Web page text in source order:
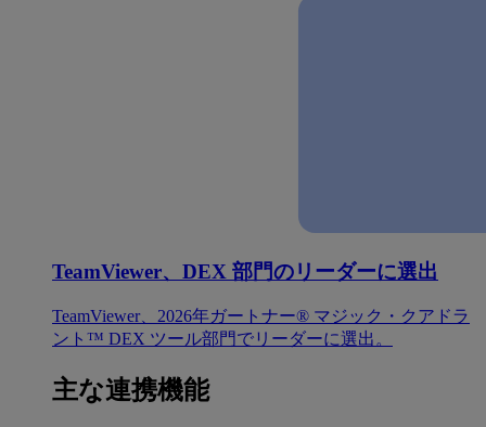
TeamViewer、DEX 部門のリーダーに選出
TeamViewer、2026年ガートナー® マジック・クアドラ
ント™ DEX ツール部門でリーダーに選出。
主な連携機能